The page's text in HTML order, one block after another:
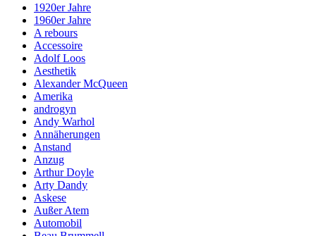
1920er Jahre
1960er Jahre
A rebours
Accessoire
Adolf Loos
Aesthetik
Alexander McQueen
Amerika
androgyn
Andy Warhol
Annäherungen
Anstand
Anzug
Arthur Doyle
Arty Dandy
Askese
Außer Atem
Automobil